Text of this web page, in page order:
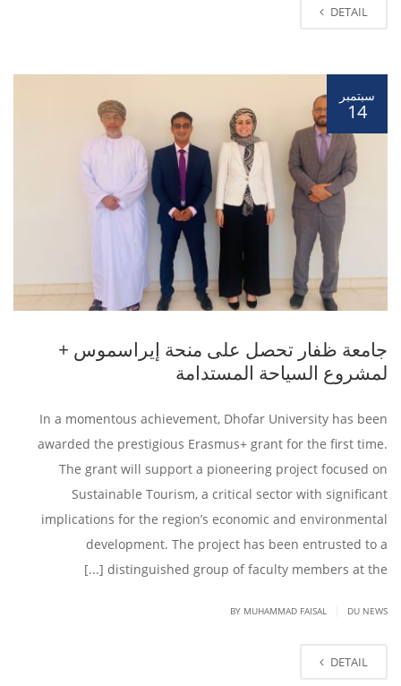
DETAIL
سبتمبر
14
جامعة ظفار تحصل على منحة إيراسموس +
لمشروع السياحة المستدامة
In a momentous achievement, Dhofar University has been
awarded the prestigious Erasmus+ grant for the first time.
The grant will support a pioneering project focused on
Sustainable Tourism, a critical sector with significant
implications for the region’s economic and environmental
development. The project has been entrusted to a
distinguished group of faculty members at the [...]
BY MUHAMMAD FAISAL DU NEWS
DETAIL